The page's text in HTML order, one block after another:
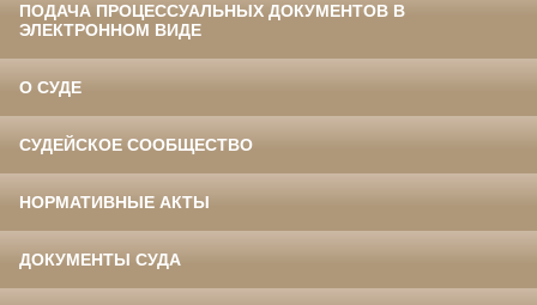
ПОДАЧА ПРОЦЕССУАЛЬНЫХ ДОКУМЕНТОВ В
ЭЛЕКТРОННОМ ВИДЕ
О СУДЕ
СУДЕЙСКОЕ СООБЩЕСТВО
НОРМАТИВНЫЕ АКТЫ
ДОКУМЕНТЫ СУДА